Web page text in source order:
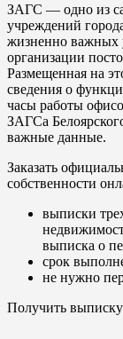
ЗАГС — одно из
учреждений
жизненно важных
организации
Размещенная на
сведения о
часы работы
ЗАГСа
важные данные.
Заказать
собственности
выписки
выписка о
срок
не нужно
Получить